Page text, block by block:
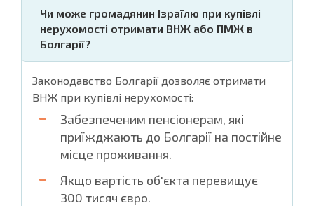
Чи може громадянин Ізраїлю при купівлі
нерухомості отримати ВНЖ або ПМЖ в
Болгарії?
Законодавство Болгарії дозволяє отримати
ВНЖ при купівлі нерухомості:
Забезпеченим пенсіонерам, які
приїжджають до Болгарії на постійне
місце проживання.
Якщо вартість об'єкта перевищує
300 тисяч євро.